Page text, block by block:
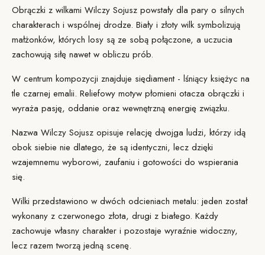
Obrączki z wilkami Wilczy Sojusz powstały dla pary o silnych
charakterach i wspólnej drodze. Biały i złoty wilk symbolizują
małżonków, których losy są ze sobą połączone, a uczucia
zachowują siłę nawet w obliczu prób.
W centrum kompozycji znajduje siędiament- lśniący księżyc na
tle czarnej emalii. Reliefowy motyw płomieni otacza obrączki i
wyraża pasję, oddanie oraz wewnętrzną energię związku.
Nazwa Wilczy Sojusz opisuje relację dwojga ludzi, którzy idą
obok siebie nie dlatego, że są identyczni, lecz dzięki
wzajemnemu wyborowi, zaufaniu i gotowości do wspierania
się.
Wilki przedstawiono w dwóch odcieniach metalu: jeden został
wykonany z czerwonego złota, drugi z białego. Każdy
zachowuje własny charakter i pozostaje wyraźnie widoczny,
lecz razem tworzą jedną scenę.